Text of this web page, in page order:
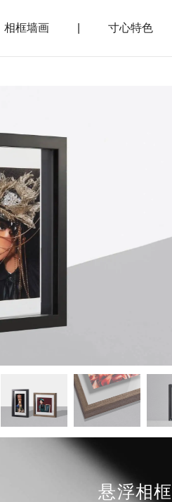
相框墙画 寸心特色
悬浮相框